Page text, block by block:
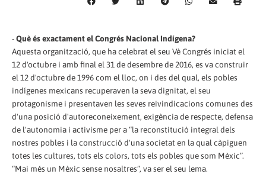
-Què és exactament el Congrés Nacional Indígena?
Aquesta organització, que ha celebrat el seu Vè Congrés iniciat el
12 d'octubre i amb final el 31 de desembre de 2016, es va construir
el 12 d'octubre de 1996 com el lloc, on i des del qual, els pobles
indígenes mexicans recuperaven la seva dignitat, el seu
protagonisme i presentaven les seves reivindicacions comunes des
d'una posició d'autoreconeixement, exigència de respecte, defensa
de l'autonomia i activisme per a “la reconstitució integral dels
nostres pobles i la construcció d'una societat en la qual càpiguen
totes les cultures, tots els colors, tots els pobles que som Mèxic”.
“Mai més un Mèxic sense nosaltres”, va ser el seu lema.